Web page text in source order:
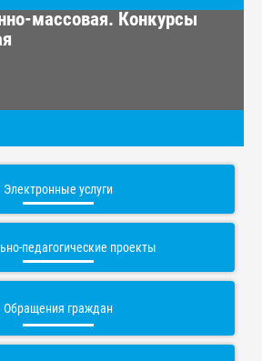
массовая. Конкурсы
Электронные услуги
педагогические проекты
Обращения граждан